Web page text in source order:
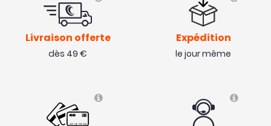
Livraison offerte
dès 49 €
Expédition
le jour même